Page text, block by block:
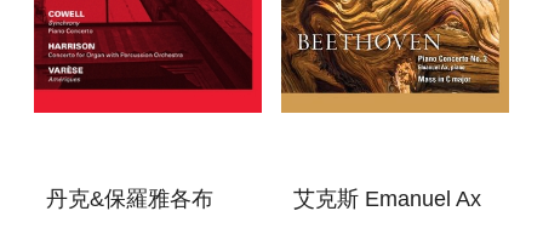
丹克&保羅雅各布
艾克斯 Emanuel Ax